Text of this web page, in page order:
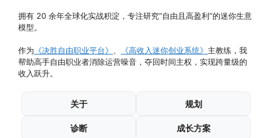
拥有 20 余年全球化实战积淀，专注研究“自由且高盈利”的迷你生意
模型。
作为 《决胜自由职业平台》 、 《高收入迷你创业系统》 主教练，我
帮助高手自由职业者消除运营噪音，夺回时间主权，实现跨量级的
收入跃升。
关于 规划
诊断 成长方案